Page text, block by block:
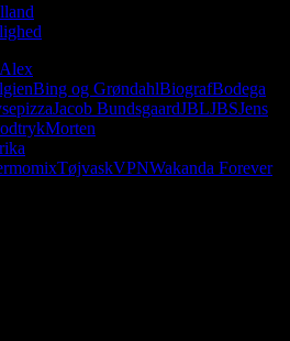
Alex
Bing og GrøndahlBiografBodega
Jacob BundsgaardJBLJBSJens
Morten
TøjvaskVPNWakanda Forever